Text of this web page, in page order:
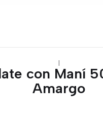
|
con Maní
Amargo